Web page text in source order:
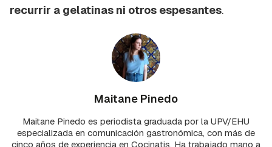
recurrir a gelatinas ni otros espesantes.
Maitane Pinedo
Maitane Pinedo es periodista graduada por la UPV/EHU
especializada en comunicación gastronómica, con más de
cinco años de experiencia en Cocinatis. Ha trabajado mano a